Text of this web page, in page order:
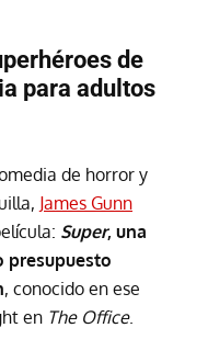
de
para adultos
de horror y
James Gunn
Super, una
presupuesto
, conocido en ese
en The Office.